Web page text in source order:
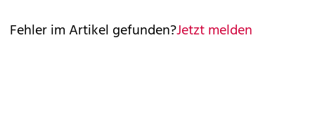
Fehler im Artikel gefunden?Jetzt melden